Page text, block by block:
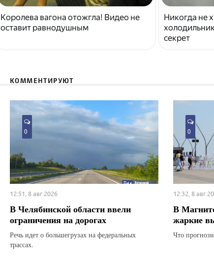
Королева вагона отожгла! Видео не
оставит равнодушным
Никогда не
секрет
КОММЕНТИРУЮТ
0
12:51, 8 авг 2026
В Челябинской области ввели
ограничения на дорогах
Речь идет о большегрузах на федеральных
трассах.
0
12:32, 8 авг
В
жаркие
Что